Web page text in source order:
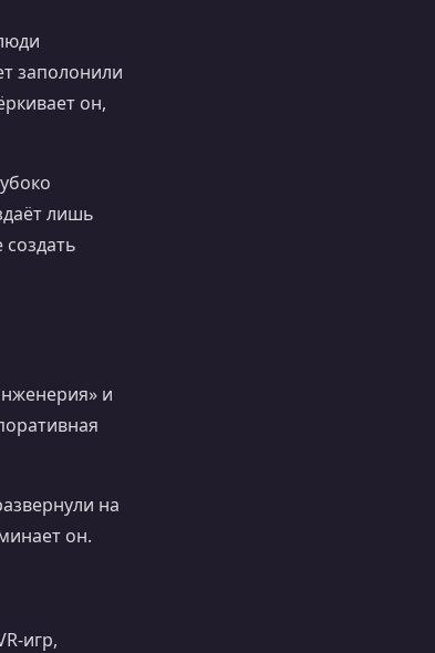
заполонили
он,
лишь
и
на
он.
игр,